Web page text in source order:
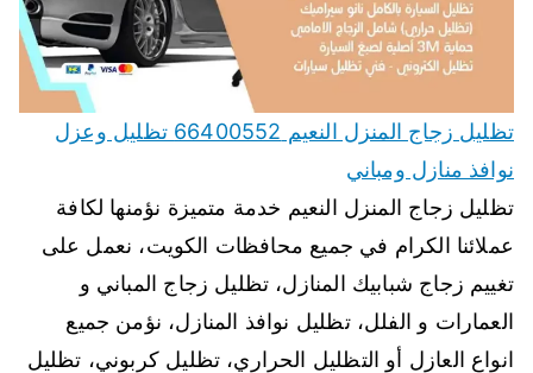
تظليل زجاج المنزل النعيم 66400552 تظليل وعزل
نوافذ منازل ومباني
تظليل زجاج المنزل النعيم خدمة متميزة نؤمنها لكافة
عملائنا الكرام في جميع محافظات الكويت، نعمل على
تغييم زجاج شبابيك المنازل، تظليل زجاج المباني و
العمارات و الفلل، تظليل نوافذ المنازل، نؤمن جميع
انواع العازل أو التظليل الحراري، تظليل كربوني، تظليل